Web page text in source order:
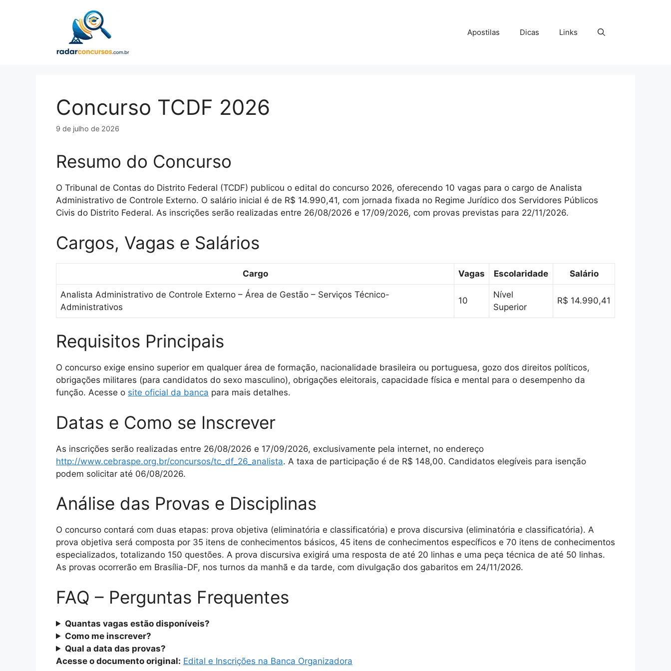
Apostilas Dicas Links
Concurso TCDF 2026
9 de julho de 2026
Resumo do Concurso
O Tribunal de Contas do Distrito Federal (TCDF) publicou o edital do concurso 2026, oferecendo 10 vagas para o cargo de Analista
Administrativo de Controle Externo. O salário inicial é de R$ 14.990,41, com jornada fixada no Regime Jurídico dos Servidores Públicos
Civis do Distrito Federal. As inscrições serão realizadas entre 26/08/2026 e 17/09/2026, com provas previstas para 22/11/2026.
Cargos, Vagas e Salários
Cargo Vagas Escolaridade Salário
Analista Administrativo de Controle Externo – Área de Gestão – Serviços Técnico-
Administrativos
10
Nível
Superior
R$ 14.990,41
Requisitos Principais
O concurso exige ensino superior em qualquer área de formação, nacionalidade brasileira ou portuguesa, gozo dos direitos políticos,
obrigações militares (para candidatos do sexo masculino), obrigações eleitorais, capacidade física e mental para o desempenho da
função. Acesse o site oficial da banca para mais detalhes.
Datas e Como se Inscrever
As inscrições serão realizadas entre 26/08/2026 e 17/09/2026, exclusivamente pela internet, no endereço
http://www.cebraspe.org.br/concursos/tc_df_26_analista. A taxa de participação é de R$ 148,00. Candidatos elegíveis para isenção
podem solicitar até 06/08/2026.
Análise das Provas e Disciplinas
O concurso contará com duas etapas: prova objetiva (eliminatória e classificatória) e prova discursiva (eliminatória e classificatória). A
prova objetiva será composta por 35 itens de conhecimentos básicos, 45 itens de conhecimentos específicos e 70 itens de conhecimentos
especializados, totalizando 150 questões. A prova discursiva exigirá uma resposta de até 20 linhas e uma peça técnica de até 50 linhas.
As provas ocorrerão em Brasília-DF, nos turnos da manhã e da tarde, com divulgação dos gabaritos em 24/11/2026.
FAQ – Perguntas Frequentes
Quantas vagas estão disponíveis?
Como me inscrever?
Qual a data das provas?
Acesse o documento original: Edital e Inscrições na Banca Organizadora